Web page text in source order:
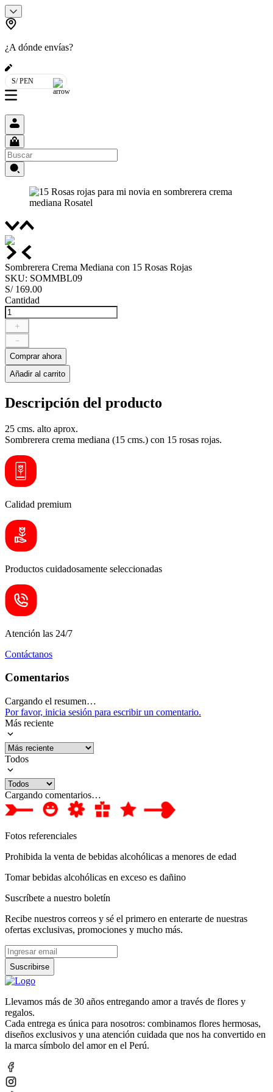
¿A dónde envías?
S/ PEN
Sombrerera Crema Mediana con 15 Rosas Rojas
SKU: SOMMBL09
S/ 169.00
Cantidad
＋
－
Comprar ahora
Añadir al carrito
Descripción del producto
25 cms. alto aprox.
Sombrerera crema mediana (15 cms.) con 15 rosas rojas.
Calidad premium
Productos cuidadosamente seleccionadas
Atención las 24/7
Contáctanos
Comentarios
Cargando el resumen…
Por favor, inicia sesión para escribir un comentario.
Más reciente
Todos
Cargando comentarios…
Fotos referenciales
Prohibida la venta de bebidas alcohólicas a menores de edad
Tomar bebidas alcohólicas en exceso es dañino
Suscríbete a nuestro boletín
Recibe nuestros correos y sé el primero en enterarte de nuestras
ofertas exclusivas, promociones y mucho más.
Suscribirse
Llevamos más de 30 años entregando amor a través de flores y
regalos.
Cada entrega es única para nosotros: combinamos flores hermosas,
diseños exclusivos y una atención cuidada que nos ha convertido en
la marca símbolo del amor en el Perú.